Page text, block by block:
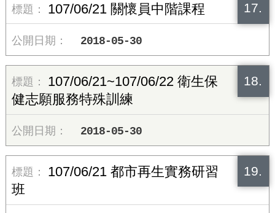
17.
107/06/21 關懷員中階課程
2018-05-30
18.
107/06/21~107/06/22 衛生保
健志願服務特殊訓練
2018-05-30
19.
107/06/21 都市再生實務研習
班